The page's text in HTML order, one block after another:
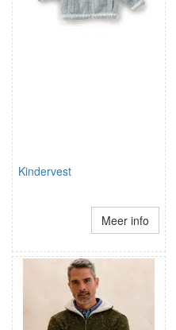
Kindervest
Meer info